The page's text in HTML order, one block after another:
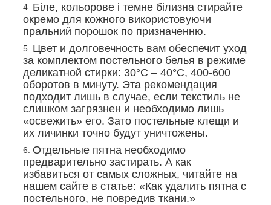
Біле, кольорове і темне білизна стирайте
окремо для кожного використовуючи
пральний порошок по призначенню.
Цвет и долговечность вам обеспечит уход
за комплектом постельного белья в режиме
деликатной стирки: 30°С – 40°С, 400-600
оборотов в минуту. Эта рекомендация
подходит лишь в случае, если текстиль не
слишком загрязнен и необходимо лишь
«освежить» его. Зато постельные клещи и
их личинки точно будут уничтожены.
Отдельные пятна необходимо
предварительно застирать. А как
избавиться от самых сложных, читайте на
нашем сайте в статье: «Как удалить пятна с
постельного, не повредив ткани.»